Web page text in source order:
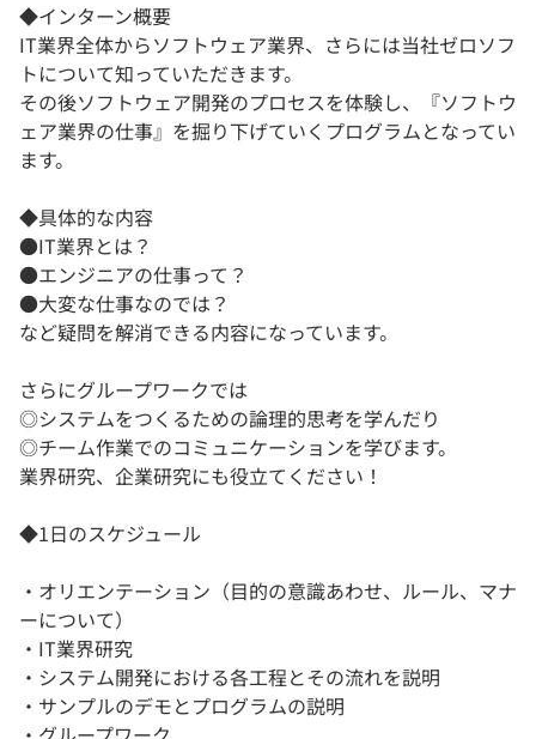
◆インターン概要
IT業界全体からソフトウェア業界、さらには当社ゼロソフ
トについて知っていただきます。
その後ソフトウェア開発のプロセスを体験し、『ソフトウ
ェア業界の仕事』を掘り下げていくプログラムとなってい
ます。
◆具体的な内容
●IT業界とは？
●エンジニアの仕事って？
●大変な仕事なのでは？
など疑問を解消できる内容になっています。
さらにグループワークでは
◎システムをつくるための論理的思考を学んだり
◎チーム作業でのコミュニケーションを学びます。
業界研究、企業研究にも役立てください！
◆1日のスケジュール
・オリエンテーション（目的の意識あわせ、ルール、マナ
ーについて）
・IT業界研究
・システム開発における各工程とその流れを説明
・サンプルのデモとプログラムの説明